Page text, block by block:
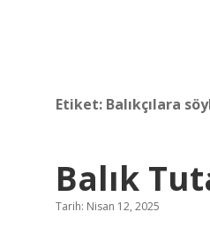
Etiket: Balıkçılara
Balık
Tarih: Nisan 12, 2025